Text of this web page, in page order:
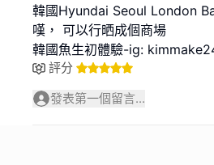
韓國Hyundai Seoul London
嘆， 可以行晒成個商場
韓國魚生初體驗-ig:
評分
發表第一個留言...